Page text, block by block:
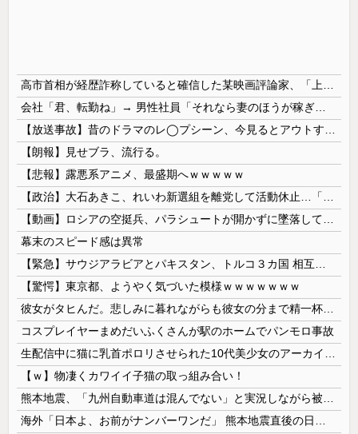
【朗報】見せブラ、流行る。
【悲報】露悪系アニメ、最盛期へｗｗｗｗｗ
幕末のスピード感は異常
【驚愕】東京都、ようやく気づいた模様ｗｗｗｗｗｗｗ
コスプレイヤーまめだいふくさんが駅のホームでパンモロ事故
【ｗ】物凄くカワイイ子猫の取っ組み合い！